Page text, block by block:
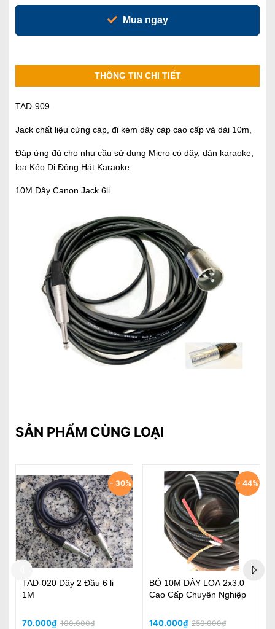
Mua ngay
THÔNG TIN CHI TIẾT
TAD-909
Jack chất liệu cứng cáp, đi kèm dây cáp cao cấp và dài 10m,
Đáp ứng đủ cho nhu cầu sử dụng Micro có dây, dàn karaoke,
loa Kéo Di Động Hát Karaoke.
10M Dây Canon Jack 6li
SẢN PHẨM CÙNG LOẠI
- 44%
BÓ 10M DÂY LOA 2x3.0
Cao Cấp Chuyên Nghiệp
140.000₫250.000₫
Cặp Dây Bông Sen - Dây
Y Jack Sanke Tốt Tốt Đầu
190.000₫